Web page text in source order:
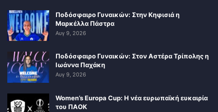
Ποδόσφαιρο Γυναικών: Στην Κηφισιά η
Μαρκέλλα Πάστρα
Αυγ 9, 2026
Ποδόσφαιρο Γυναικών: Στον Αστέρα Τρίπολης η
Ιωάννα Παχάκη
Αυγ 9, 2026
Women’s Europa Cup: Η νέα ευρωπαϊκή ευκαιρία
του ΠΑΟΚ